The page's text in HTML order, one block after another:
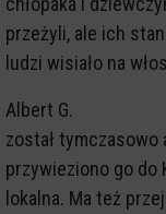
przeżyli, ale ich
ludzi wisiało na
Albert G.
został
przywieziono go do
lokalna. Ma też